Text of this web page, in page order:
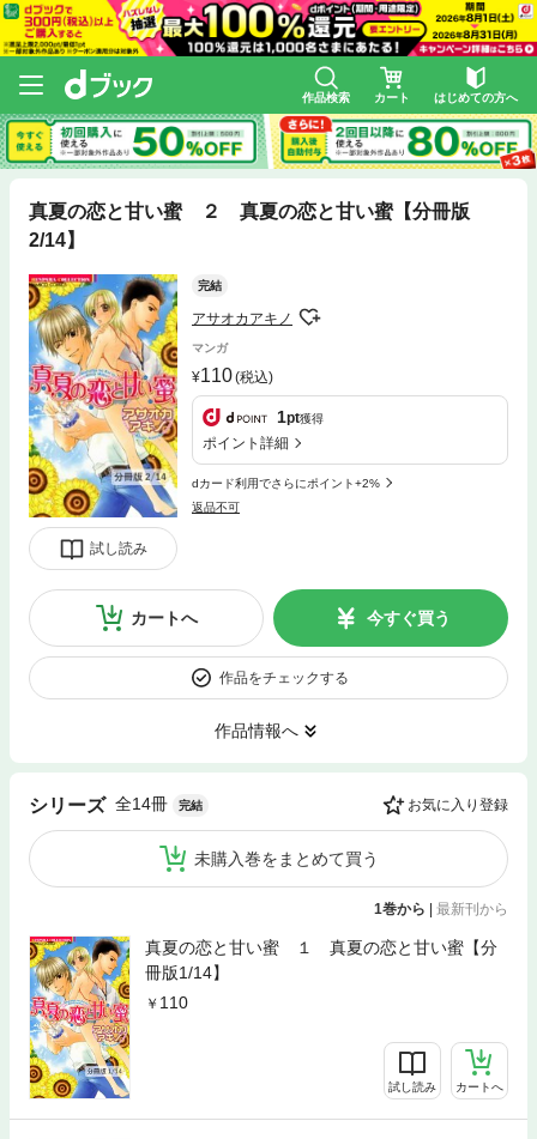
作品検索 カート はじめての方へ
真夏の恋と甘い蜜 ２ 真夏の恋と甘い蜜【分冊版
2/14】
試し読み
完結
アサオカアキノ
マンガ
110(税込)
1pt獲得
ポイント詳細
dカード利用でさらにポイント+2%
返品不可
カートへ 今すぐ買う
作品をチェックする
作品情報へ
シリーズ 全14冊 完結 お気に入り登録
未購入巻をまとめて買う
1巻から | 最新刊から
真夏の恋と甘い蜜 １ 真夏の恋と甘い蜜【分
冊版1/14】
110
試し読み カートへ